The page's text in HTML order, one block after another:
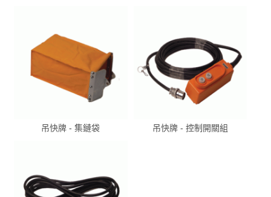
吊快牌 - 集鏈袋 吊快牌 - 控制開關組